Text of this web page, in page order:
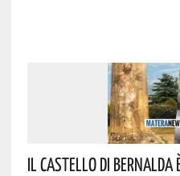
Il Castello Di Bernalda